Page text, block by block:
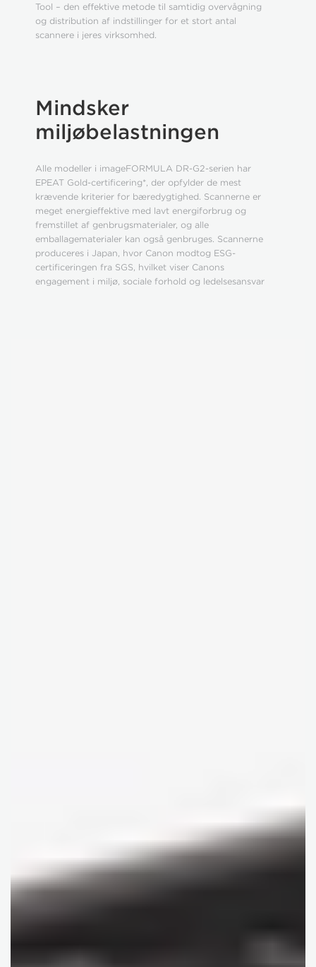
Tool – den effektive metode til samtidig overvågning
og distribution af indstillinger for et stort antal
scannere i jeres virksomhed.
Mindsker
miljøbelastningen
Alle modeller i imageFORMULA DR-G2-serien har
EPEAT Gold-certificering*, der opfylder de mest
krævende kriterier for bæredygtighed. Scannerne er
meget energieffektive med lavt energiforbrug og
fremstillet af genbrugsmaterialer, og alle
emballagematerialer kan også genbruges. Scannerne
produceres i Japan, hvor Canon modtog ESG-
certificeringen fra SGS, hvilket viser Canons
engagement i miljø, sociale forhold og ledelsesansvar